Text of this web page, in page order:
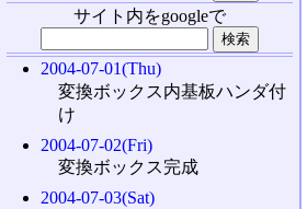
サイト内をgoogleで
2004-07-01(Thu)
変換ボックス内基板ハンダ付
け
2004-07-02(Fri)
変換ボックス完成
2004-07-03(Sat)